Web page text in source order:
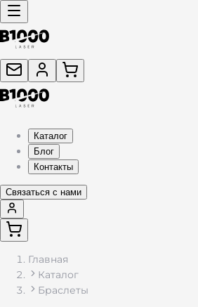
Каталог
Блог
Контакты
Связаться с нами
Главная
Каталог
Браслеты